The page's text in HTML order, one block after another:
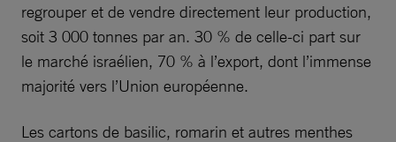
regrouper et de vendre directement leur production,
soit 3 000 tonnes par an. 30 % de celle-ci part sur
le marché israélien, 70 % à l’export, dont l’immense
majorité vers l’Union européenne.
Les cartons de basilic, romarin et autres menthes